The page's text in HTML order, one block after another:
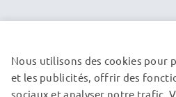
NOS PARTENAIRES DE
Nous utilisons des cookies pour
et les publicités, offrir des
sociaux et analyser notre trafic.